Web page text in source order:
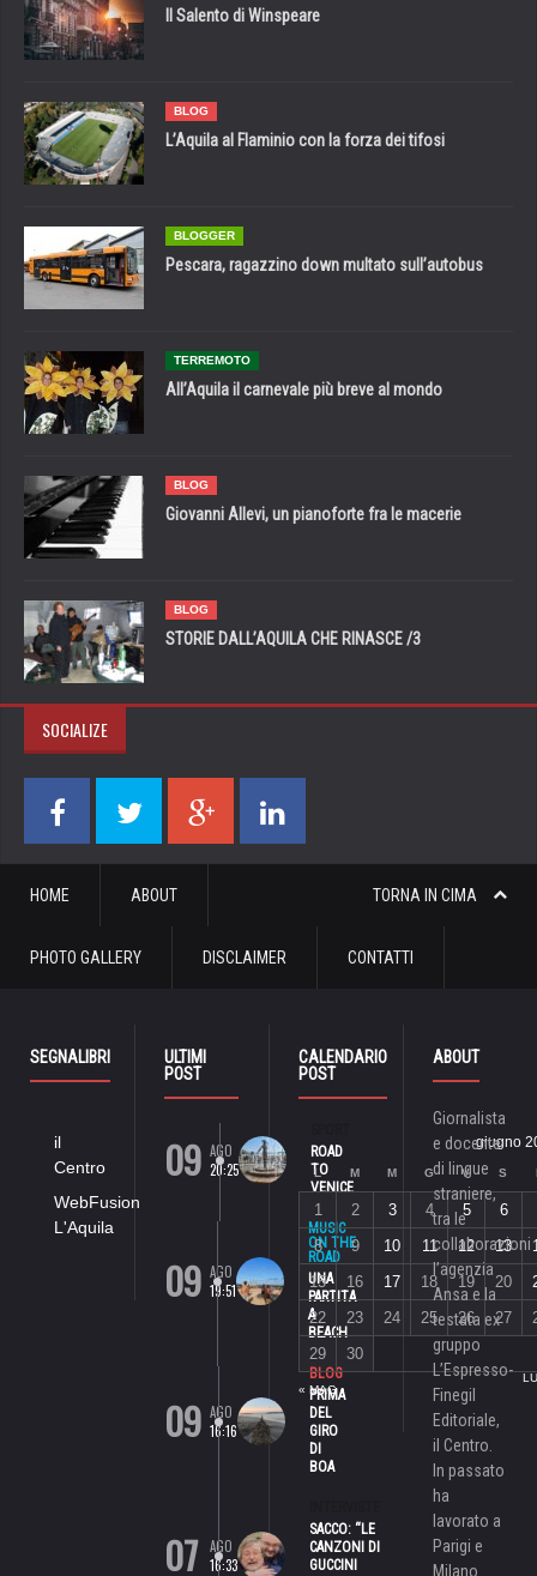
Il Salento di Winspeare
BLOG
L’Aquila al Flaminio con la forza dei tifosi
BLOGGER
Pescara, ragazzino down multato sull’autobus
TERREMOTO
All’Aquila il carnevale più breve al mondo
BLOG
Giovanni Allevi, un pianoforte fra le macerie
BLOG
STORIE DALL’AQUILA CHE RINASCE /3
SOCIALIZE
TORNA IN CIMA
HOME ABOUT
PHOTO GALLERY DISCLAIMER CONTATTI
SEGNALIBRI
il
Centro
WebFusion
L'Aquila
ULTIMI
POST
09 AGO
20:25
ROAD
TO
VENICE
09 AGO
19:51
MUSIC
ON THE
ROAD
UNA
PARTITA
A
BEACH
09 AGO
16:16
BLOG
PRIMA
DEL
GIRO
DI
BOA
07
AGO
16:33
SACCO: “LE
CANZONI DI
GUCCINI
CALENDARIO
POST
giugno
L M M G V S
« MAG
1 2 3 4 5 6
8
9 10 11 12 13
15
16 17 18 19 20
22
23 24 25 26 27
29
30
ABOUT
Giornalista
e docente
di lingue
straniere,
tra le
collaborazioni
l’agenzia
Ansa e la
testata ex
gruppo
L’Espresso-
Finegil
Editoriale,
il Centro.
In passato
ha
lavorato a
Parigi e
Milano